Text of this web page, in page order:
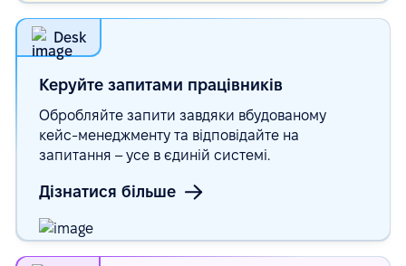
Desk
Керуйте запитами працівників
Обробляйте запити завдяки вбудованому
кейс-менеджменту та відповідайте на
запитання – усе в єдиній системі.
Дізнатися більше